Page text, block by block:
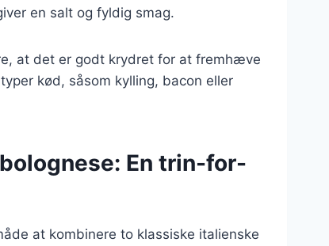
en salt og fyldig smag.
at det er godt krydret for at fremhæve
kød, såsom kylling, bacon eller
En trin-for-
at kombinere to klassiske italienske